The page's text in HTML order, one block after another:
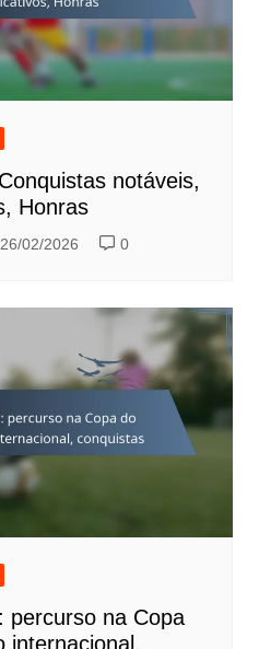
notáveis,
Honras
26/02/2026 0
percurso na Copa
internacional,